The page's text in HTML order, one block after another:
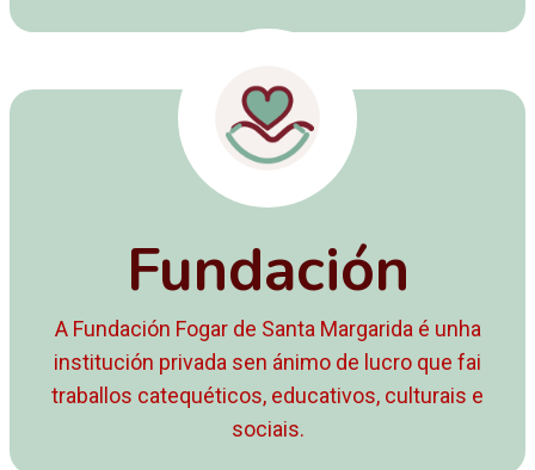
Fundación
A Fundación Fogar de Santa Margarida é unha
institución privada sen ánimo de lucro que fai
traballos catequéticos, educativos, culturais e
sociais.